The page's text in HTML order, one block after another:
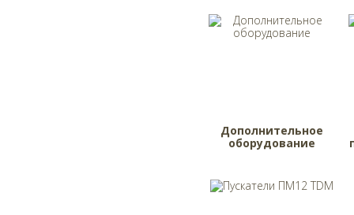
Дополнительное
оборудование